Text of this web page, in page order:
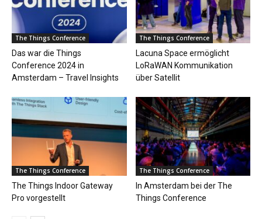
The Things Conference
Das war die Things
Conference 2024 in
Amsterdam – Travel Insights
The Things Conference
Lacuna Space ermöglicht
LoRaWAN Kommunikation
über Satellit
The Things Conference
The Things Indoor Gateway
Pro vorgestellt
The Things Conference
In Amsterdam bei der The
Things Conference